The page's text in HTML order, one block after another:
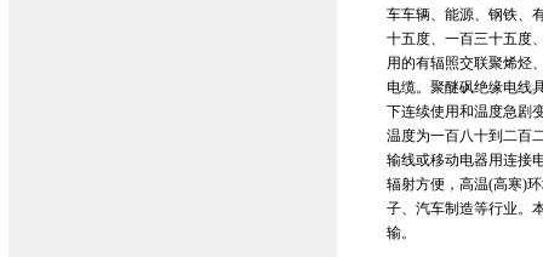
车车辆、能源、钢铁、
十五度、一百三十五度
用的有辐照交联聚烯烃
电缆。聚醚砜绝缘电线
下连续使用和温度急剧
温度为一百八十到二百
输线或移动电器用连接
辐射方便，高温(高寒)
子、汽车制造等行业。
输。